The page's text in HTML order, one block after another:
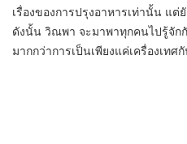
เรื่องของการปรุงอาหารเท่านั้น แ
ดังนั้น วิณพา จะมาพาทุกคนไปรู้จัก
มากกว่าการเป็นเพียงแค่เครื่องเทศ